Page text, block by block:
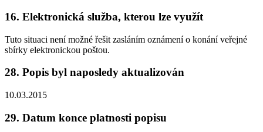
16. Elektronická služba, kterou lze využít
Tuto situaci není možné řešit zasláním oznámení o konání veřejné
sbírky elektronickou poštou.
28. Popis byl naposledy aktualizován
10.03.2015
29. Datum konce platnosti popisu